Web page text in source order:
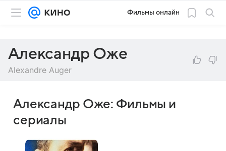
Фильмы онлайн
Александр Оже
Alexandre Auger
Александр Оже: Фильмы и
сериалы